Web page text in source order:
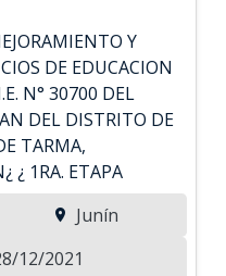
Y
DE EDUCACION
N° 30700 DEL
DEL DISTRITO DE
TARMA,
¿ 1RA. ETAPA
Junín
12/2021